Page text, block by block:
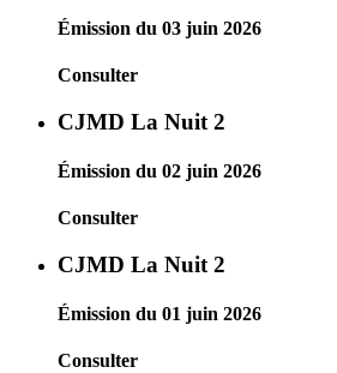
Émission du 03 juin 2026
Consulter
CJMD La Nuit 2
Émission du 02 juin 2026
Consulter
CJMD La Nuit 2
Émission du 01 juin 2026
Consulter